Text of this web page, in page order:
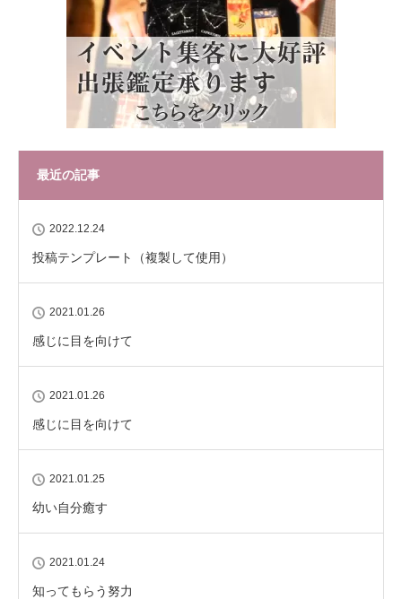
最近の記事
2022.12.24
投稿テンプレート（複製して使用）
2021.01.26
感じに目を向けて
2021.01.26
感じに目を向けて
2021.01.25
幼い自分癒す
2021.01.24
知ってもらう努力